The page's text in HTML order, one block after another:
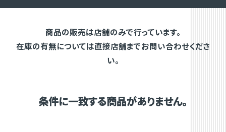
商品の販売は店舗のみで行っています。
在庫の有無については直接店舗までお問い合わせくださ
い。
条件に一致する商品がありません。